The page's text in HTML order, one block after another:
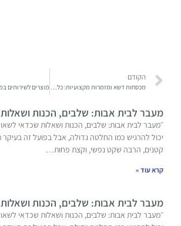
הקודם
מכסחות דשא ומזמרות מקצועיות: כל מה שצריך לגינה מטופחת
מעבר לבית אבות: שלבים, הכנות
״מעבר לבית אבות: שלבים, הכנות ושאלות שכדאי
יכול להרגיש כמו החלטה גדולה, אבל בפועל זה
קטנים, הרבה שקט נפשי, וקצת פחות…
קרא עוד »
מעבר לבית אבות: שלבים, הכנות
״מעבר לבית אבות: שלבים, הכנות ושאלות שכדאי